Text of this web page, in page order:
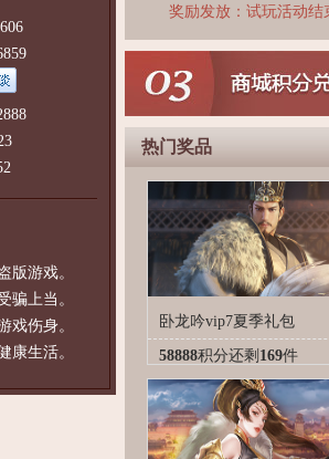
版游戏。
骗上当。
戏伤身。
康生活。
奖励发放：试玩活动
热门奖品
卧龙吟vip7夏季礼包
58888积分还剩 169件